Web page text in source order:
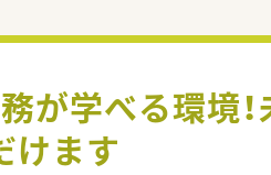
が学べる環境
けます